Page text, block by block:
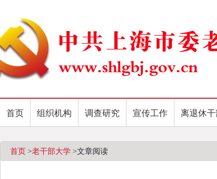
首页 组织机构 调查研究 宣传工作 离退休
首页 >老干部大学 >文章阅读